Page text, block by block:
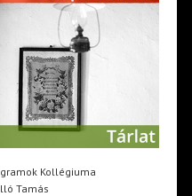
Kollégiuma
Tamás